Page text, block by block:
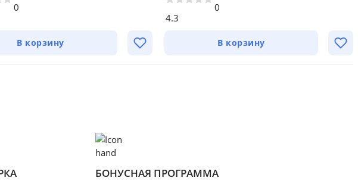
0
В корзину
4.3
0
В корзину
БОНУСНАЯ ПРОГРАММА